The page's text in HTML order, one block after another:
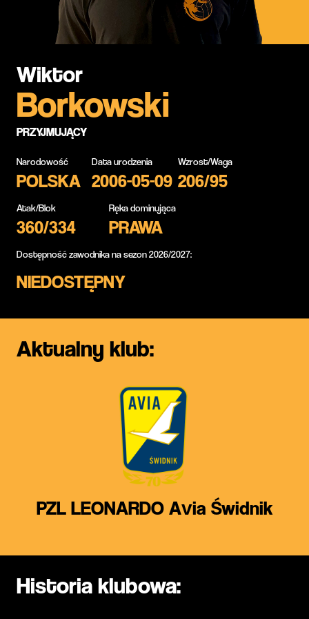
Wiktor
Borkowski
PRZYJMUJĄCY
Narodowość
POLSKA
Data urodzenia
2006-05-09
Wzrost/Waga
206/95
Atak/Blok
360/334
Ręka dominująca
PRAWA
Dostępność zawodnika na sezon 2026/2027:
NIEDOSTĘPNY
Aktualny klub:
PZL LEONARDO Avia Świdnik
Historia klubowa: